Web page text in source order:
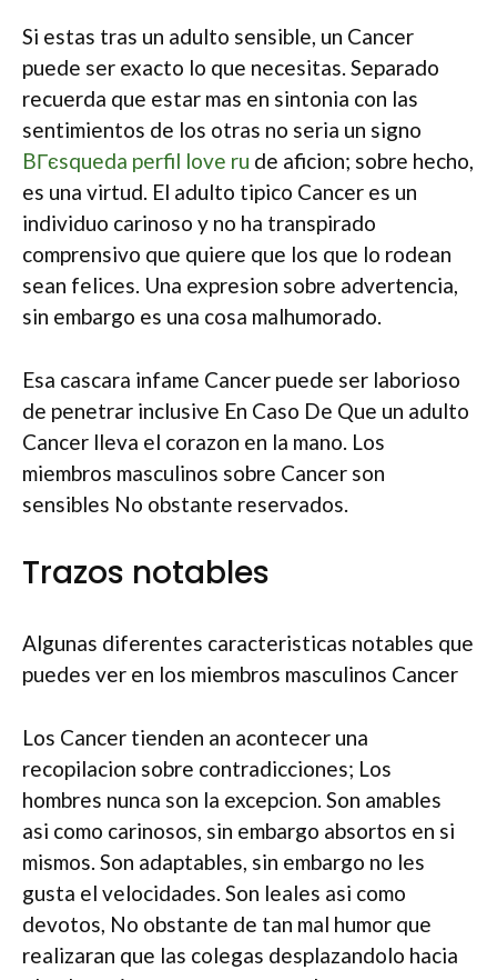
Si estas tras un adulto sensible, un Cancer
puede ser exacto lo que necesitas. Separado
recuerda que estar mas en sintonia con las
sentimientos de los otras no seri­a un signo
BГєsqueda perfil love ru de aficion; sobre hecho,
es una virtud. El adulto tipico Cancer es un
individuo carinoso y no ha transpirado
comprensivo que quiere que los que lo rodean
sean felices. Una expresion sobre advertencia,
sin embargo es una cosa malhumorado.
Esa cascara infame Cancer puede ser laborioso
de penetrar inclusive En Caso De Que un adulto
Cancer lleva el corazon en la mano. Los
miembros masculinos sobre Cancer son
sensibles No obstante reservados.
Trazos notables
Algunas diferentes caracteristicas notables que
puedes ver en los miembros masculinos Cancer
Los Cancer tienden an acontecer una
recopilacion sobre contradicciones; Los
hombres nunca son la excepcion. Son amables
asi­ como carinosos, sin embargo absortos en si
mismos. Son adaptables, sin embargo no les
gusta el velocidades. Son leales asi­ como
devotos, No obstante de tan mal humor que
realizaran que las colegas desplazandolo hacia